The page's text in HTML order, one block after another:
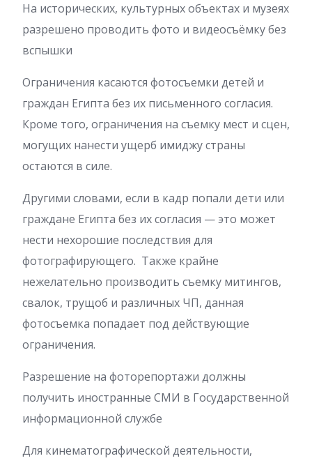
На исторических, культурных объектах и музеях
разрешено проводить фото и видеосъёмку без
вспышки
Ограничения касаются фотосъемки детей и
граждан Египта без их письменного согласия.
Кроме того, ограничения на съемку мест и сцен,
могущих нанести ущерб имиджу страны
остаются в силе.
Другими словами, если в кадр попали дети или
граждане Египта без их согласия — это может
нести нехорошие последствия для
фотографирующего. Также крайне
нежелательно производить съемку митингов,
свалок, трущоб и различных ЧП, данная
фотосъемка попадает под действующие
ограничения.
Разрешение на фоторепортажи должны
получить иностранные СМИ в Государственной
информационной службе
Для кинематографической деятельности,